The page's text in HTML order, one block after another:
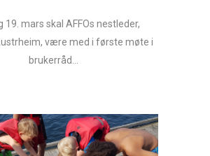
19. mars skal AFFOs nestleder,
være med i første møte i
brukerråd...